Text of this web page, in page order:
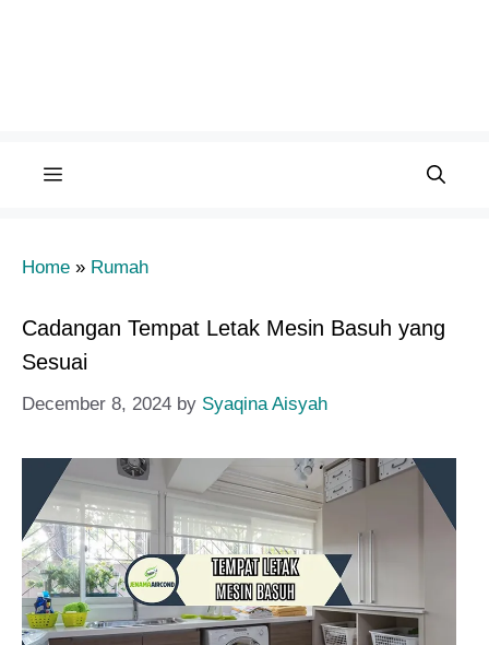
Menu
Home » Rumah
Cadangan Tempat Letak Mesin Basuh yang
Sesuai
December 8, 2024 by Syaqina Aisyah